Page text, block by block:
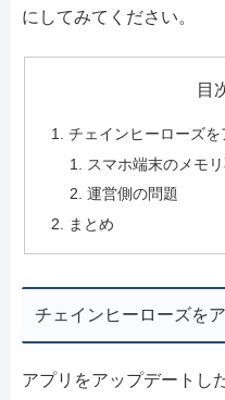
にしてみてください。
目
チェインヒーローズ
スマホ端末のメモ
運営側の問題
まとめ
チェインヒーローズを
アプリをアップデートし